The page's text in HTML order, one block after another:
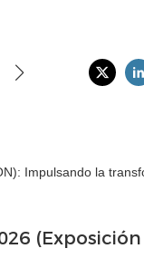
Contáctenos
Impulsando la